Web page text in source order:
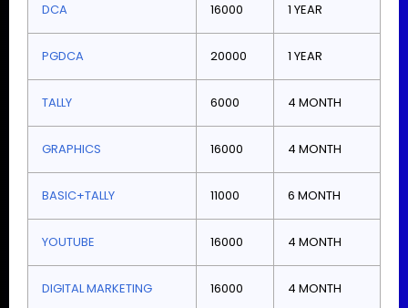
DCA 16000 1 YEAR
PGDCA 20000 1 YEAR
TALLY 6000 4 MONTH
GRAPHICS 16000 4 MONTH
BASIC+TALLY 11000 6 MONTH
YOUTUBE 16000 4 MONTH
DIGITAL MARKETING 16000 4 MONTH